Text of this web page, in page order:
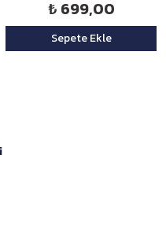
₺ 699,00
Sepete Ekle